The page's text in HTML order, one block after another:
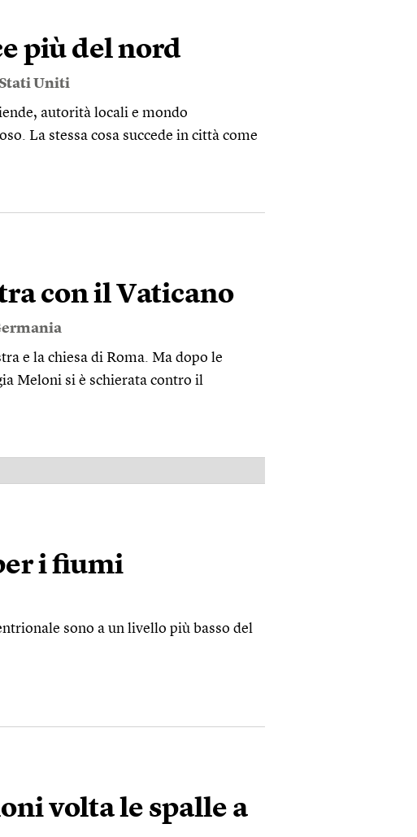
più del nord
Uniti
autorità locali e mondo
La stessa cosa succede in città come
con il Vaticano
e la chiesa di Roma. Ma dopo le
Meloni si è schierata contro il
i fiumi
sono a un livello più basso del
volta le spalle a